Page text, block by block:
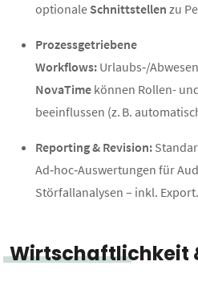
optionale Schnittstellen zu
Prozessgetriebene
Workflows: Urlaubs‑/
NovaTime können Rollen-
beeinflussen (z. B.
Reporting & Revision:
Ad‑hoc‑Auswertungen für
Störfallanalysen – inkl. Export.
Wirtschaftlichkeit